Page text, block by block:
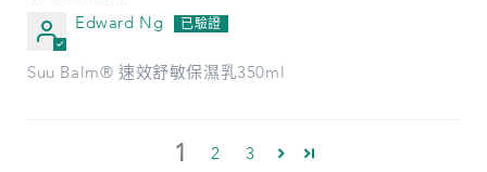
Edward Ng
Suu Balm® 速效舒敏保濕乳350ml
1 2 3